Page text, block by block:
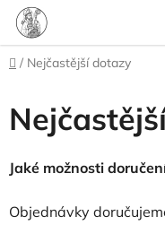
Přejít
obsah
Domů
/ Nejčastější dotazy
Jaké možnosti
Objednávky